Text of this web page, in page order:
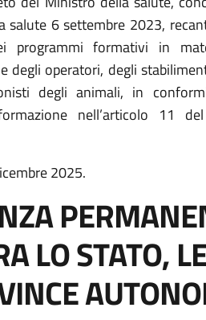
6 settembre 2023,
programmi formativi in
degli operatori, degli
degli animali, in
nell’articolo 11 del
2025.
LO STATO,